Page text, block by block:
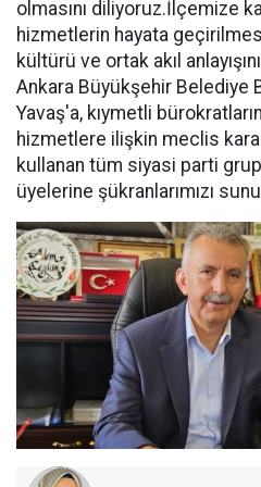
olmasını diliyoruz.İlçemize
hizmetlerin hayata
kültürü ve ortak akıl
Ankara Büyükşehir Belediye
Yavaş'a, kıymetli
hizmetlere ilişkin meclis
kullanan tüm siyasi parti
üyelerine şükranlarımızı